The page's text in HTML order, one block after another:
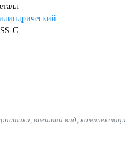
G
внешний вид,